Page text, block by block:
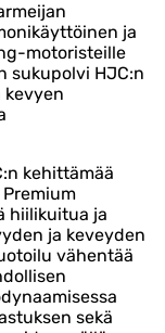
ja
motoristeille
sukupolvi HJC:n
kevyen
kehittämää
hiilikuitua ja
ja keveyden
vähentää
sekä